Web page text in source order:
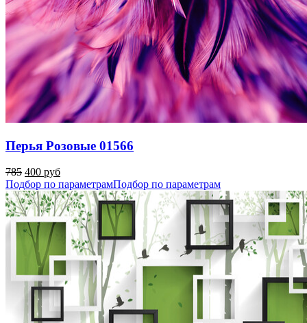
Перья Розовые 01566
785 400 руб
Подбор по параметрамПодбор по параметрам